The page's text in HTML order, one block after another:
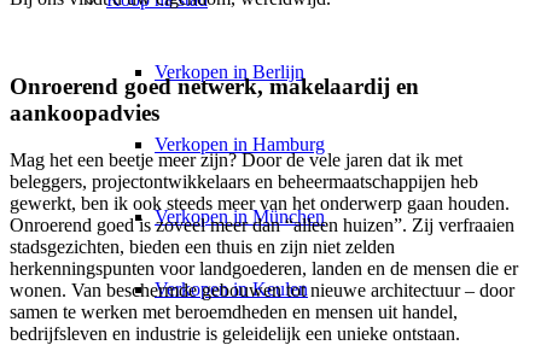
Verkopen in Berlijn
Verkopen in Hamburg
Verkopen in München
Verkopen in Keulen
Onroerend goed netwerk, makelaardij en
aankoopadvies
Mag het een beetje meer zijn? Door de vele jaren dat ik met
beleggers, projectontwikkelaars en beheermaatschappijen heb
gewerkt, ben ik ook steeds meer van het onderwerp gaan houden.
Onroerend goed is zoveel meer dan “alleen huizen”. Zij verfraaien
stadsgezichten, bieden een thuis en zijn niet zelden
herkenningspunten voor landgoederen, landen en de mensen die er
wonen. Van beschermde gebouwen tot nieuwe architectuur – door
samen te werken met beroemdheden en mensen uit handel,
bedrijfsleven en industrie is geleidelijk een unieke ontstaan.